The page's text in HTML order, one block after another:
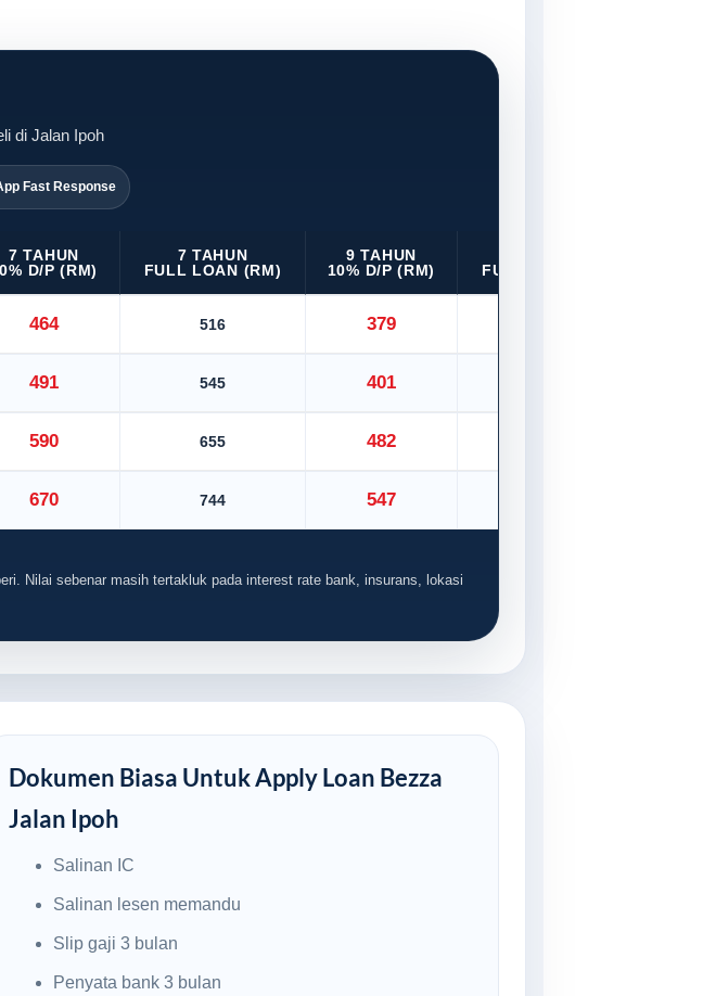
di Jalan Ipoh
Fast Response
7 TAHUN
D/P (RM)
7 TAHUN
FULL LOAN (RM)
9 TAHUN
10% D/P (RM)
FULL LOAN (RM)
464 516 379
491 545 401
590 655 482
670 744 547
Nilai sebenar masih tertakluk pada interest rate bank, insurans, lokasi
Dokumen Biasa Untuk Apply Loan Bezza
Jalan Ipoh
Salinan IC
Salinan lesen memandu
Slip gaji 3 bulan
Penyata bank 3 bulan